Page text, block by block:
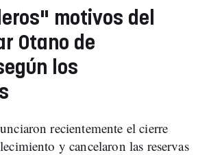
motivos del
Otano de
los
recientemente el cierre
y cancelaron las reservas